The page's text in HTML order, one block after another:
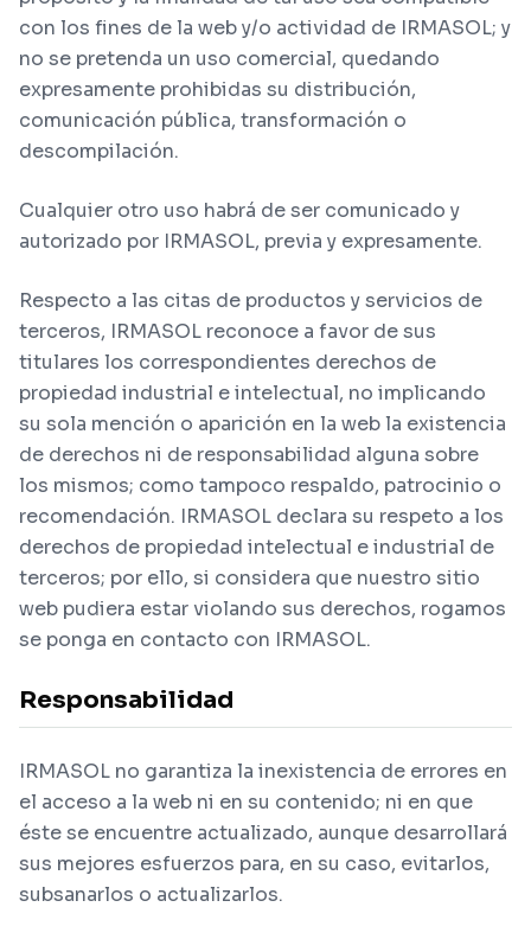
con los fines de la web y/o actividad de IRMASOL; y
no se pretenda un uso comercial, quedando
expresamente prohibidas su distribución,
comunicación pública, transformación o
descompilación.
Cualquier otro uso habrá de ser comunicado y
autorizado por IRMASOL, previa y expresamente.
Respecto a las citas de productos y servicios de
terceros, IRMASOL reconoce a favor de sus
titulares los correspondientes derechos de
propiedad industrial e intelectual, no implicando
su sola mención o aparición en la web la existencia
de derechos ni de responsabilidad alguna sobre
los mismos; como tampoco respaldo, patrocinio o
recomendación. IRMASOL declara su respeto a los
derechos de propiedad intelectual e industrial de
terceros; por ello, si considera que nuestro sitio
web pudiera estar violando sus derechos, rogamos
se ponga en contacto con IRMASOL.
Responsabilidad
IRMASOL no garantiza la inexistencia de errores en
el acceso a la web ni en su contenido; ni en que
éste se encuentre actualizado, aunque desarrollará
sus mejores esfuerzos para, en su caso, evitarlos,
subsanarlos o actualizarlos.